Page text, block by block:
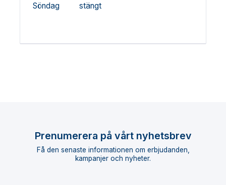
Söndag
stängt
Prenumerera på vårt nyhetsbrev
Få den senaste informationen om erbjudanden,
kampanjer och nyheter.